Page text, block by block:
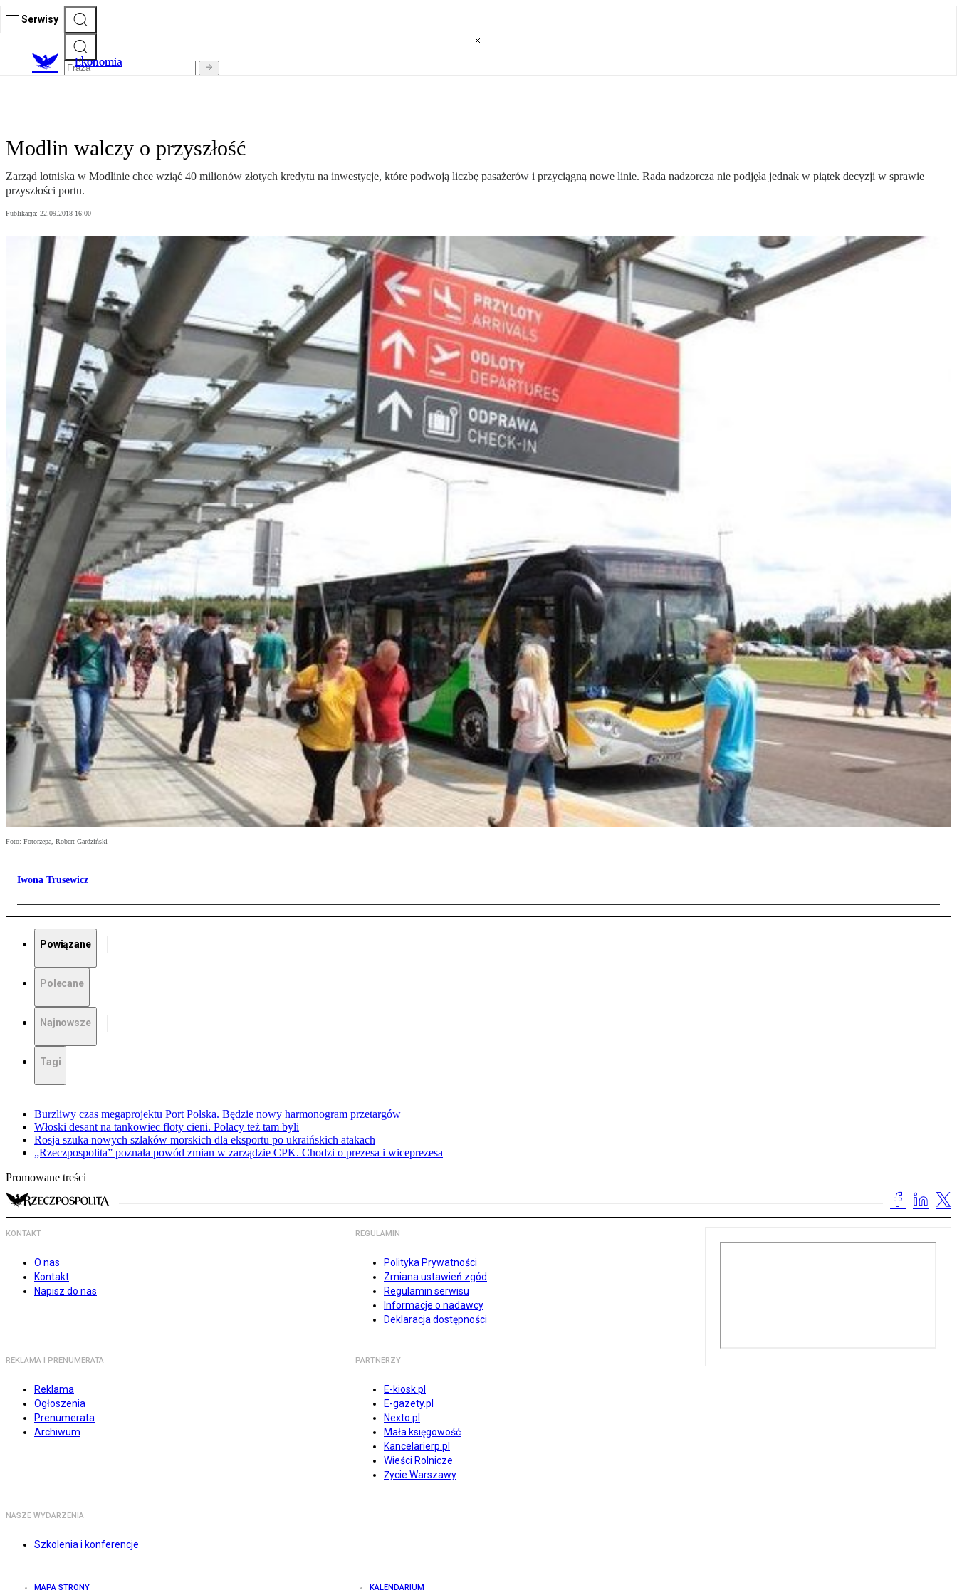
Serwisy
Ekonomia
Modlin walczy o przyszłość
Zarząd lotniska w Modlinie chce wziąć 40 milionów złotych kredytu na inwestycje, które podwoją liczbę pasażerów i przyciągną nowe linie. Rada nadzorcza nie podjęła jednak w piątek decyzji w sprawie
przyszłości portu.
Publikacja: 22.09.2018 16:00
Foto: Fotorzepa, Robert Gardziński
Iwona Trusewicz
Powiązane
Polecane
Najnowsze
Tagi
Burzliwy czas megaprojektu Port Polska. Będzie nowy harmonogram przetargów
Włoski desant na tankowiec floty cieni. Polacy też tam byli
Rosja szuka nowych szlaków morskich dla eksportu po ukraińskich atakach
„Rzeczpospolita” poznała powód zmian w zarządzie CPK. Chodzi o prezesa i wiceprezesa
Promowane treści
KONTAKT
O nas
Kontakt
Napisz do nas
REGULAMIN
Polityka Prywatności
Zmiana ustawień zgód
Regulamin serwisu
Informacje o nadawcy
Deklaracja dostępności
REKLAMA I PRENUMERATA
Reklama
Ogłoszenia
Prenumerata
Archiwum
PARTNERZY
E-kiosk.pl
E-gazety.pl
Nexto.pl
Mała księgowość
Kancelarierp.pl
Wieści Rolnicze
Życie Warszawy
NASZE WYDARZENIA
Szkolenia i konferencje
MAPA STRONY KALENDARIUM